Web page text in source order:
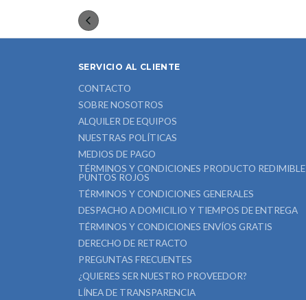
SERVICIO AL CLIENTE
CONTACTO
SOBRE NOSOTROS
ALQUILER DE EQUIPOS
NUESTRAS POLÍTICAS
MEDIOS DE PAGO
TÉRMINOS Y CONDICIONES PRODUCTO REDIMIBLE
PUNTOS ROJOS
TÉRMINOS Y CONDICIONES GENERALES
DESPACHO A DOMICILIO Y TIEMPOS DE ENTREGA
TÉRMINOS Y CONDICIONES ENVÍOS GRATIS
DERECHO DE RETRACTO
PREGUNTAS FRECUENTES
¿QUIERES SER NUESTRO PROVEEDOR?
LÍNEA DE TRANSPARENCIA